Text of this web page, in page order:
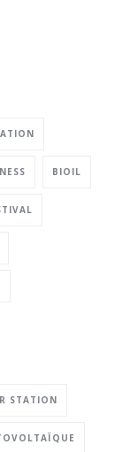
BIOIL
STATION